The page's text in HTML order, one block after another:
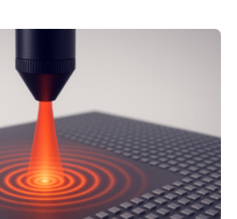
Lage, eine sogenannte zweite
und insbesondere für
von Interesse ist. Über ihre
die Forschenden im Journal of
Society. —What for?
Strom leiten und Licht
sind für viele moderne